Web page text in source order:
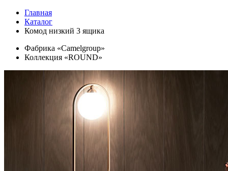
Главная
Каталог
Комод низкий 3 ящика
Фабрика «Camelgroup»
Коллекция «ROUND»